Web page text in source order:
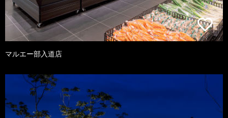
マルエー部入道店